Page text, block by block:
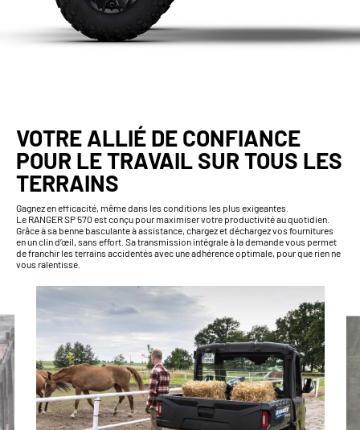
VOTRE ALLIÉ DE CONFIANCE
POUR LE TRAVAIL SUR TOUS LES
TERRAINS
Gagnez en efficacité, même dans les conditions les plus exigeantes.
Le RANGER SP 570 est conçu pour maximiser votre productivité au quotidien.
Grâce à sa benne basculante à assistance, chargez et déchargez vos fournitures
en un clin d’œil, sans effort. Sa transmission intégrale à la demande vous permet
de franchir les terrains accidentés avec une adhérence optimale, pour que rien ne
vous ralentisse.